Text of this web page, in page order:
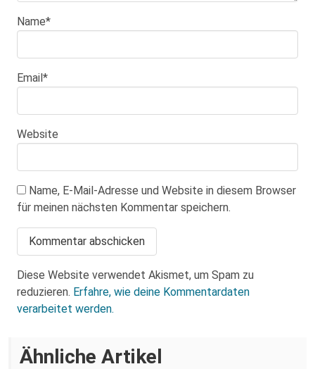
Name*
Email*
Website
Name, E-Mail-Adresse und Website in diesem Browser
für meinen nächsten Kommentar speichern.
Diese Website verwendet Akismet, um Spam zu
reduzieren. Erfahre, wie deine Kommentardaten
verarbeitet werden.
Ähnliche Artikel
Holocaustgedenktag in Coswig bei